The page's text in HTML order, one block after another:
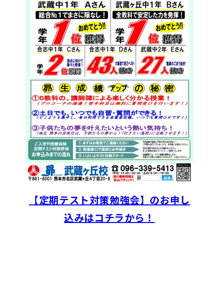
【定期テスト対策勉強会】のお申し
込みはコチラから！